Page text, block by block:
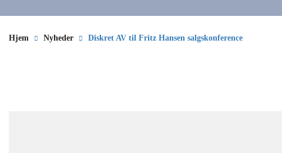
Hjem Nyheder Diskret AV til Fritz Hansen salgskonference